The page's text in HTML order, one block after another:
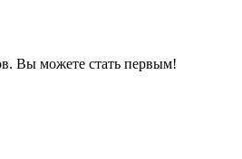
Вы можете стать первым!